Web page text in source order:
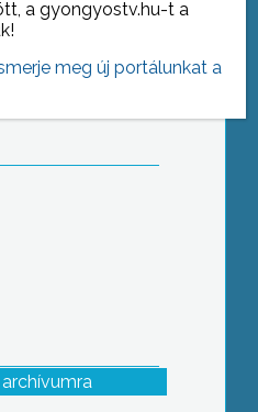
szezon tette
keddi
ülését
a gyongyostv.hu-t a
meg új portálunkat a